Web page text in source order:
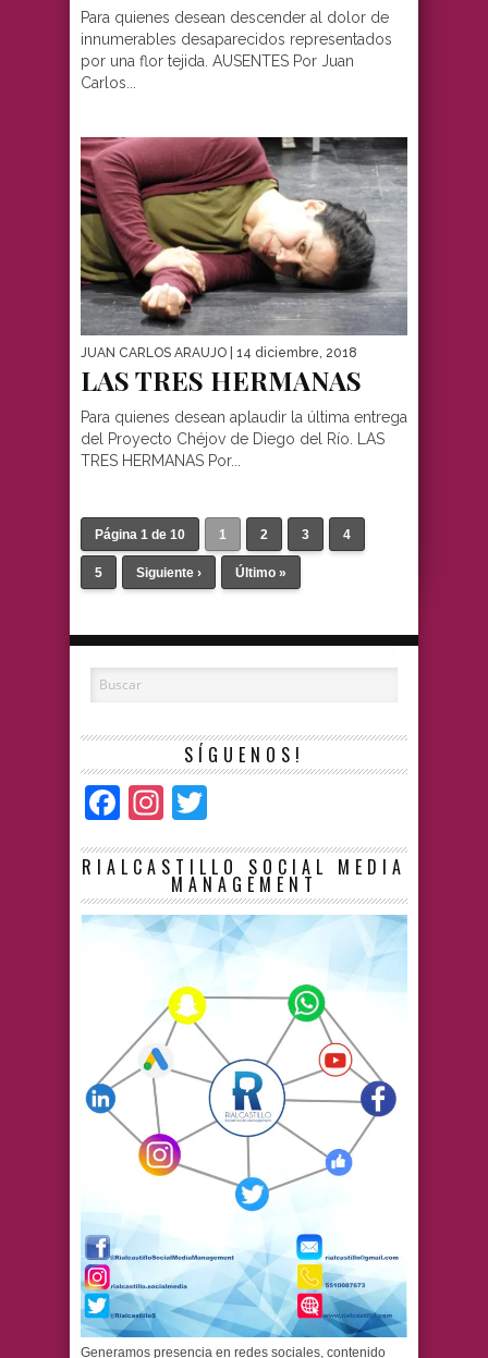
Para quienes desean descender al dolor de
innumerables desaparecidos representados
por una flor tejida. AUSENTES Por Juan
Carlos...
JUAN CARLOS ARAUJO | 14 diciembre, 2018
LAS TRES HERMANAS
Para quienes desean aplaudir la última entrega
del Proyecto Chéjov de Diego del Río. LAS
TRES HERMANAS Por...
Página 1 de 10 1 2 3 4
5 Siguiente › Último »
SÍGUENOS!
Facebook
Instagram
RIALCASTILLO SOCIAL MEDIA
MANAGEMENT
Generamos presencia en redes sociales, contenido